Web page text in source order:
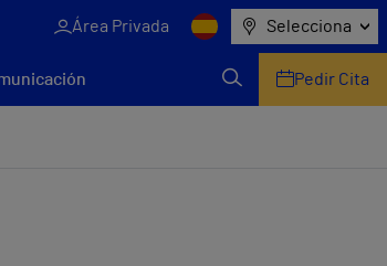
Área Privada Selecciona
Pedir Cita